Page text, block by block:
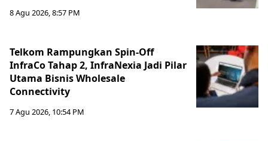
8 Agu 2026, 8:57 PM
Telkom Rampungkan Spin-Off
InfraCo Tahap 2, InfraNexia Jadi Pilar
Utama Bisnis Wholesale
Connectivity
7 Agu 2026, 10:54 PM